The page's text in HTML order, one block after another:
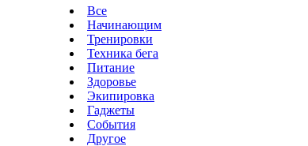
Все
Начинающим
Тренировки
Техника бега
Питание
Здоровье
Экипировка
Гаджеты
События
Другое